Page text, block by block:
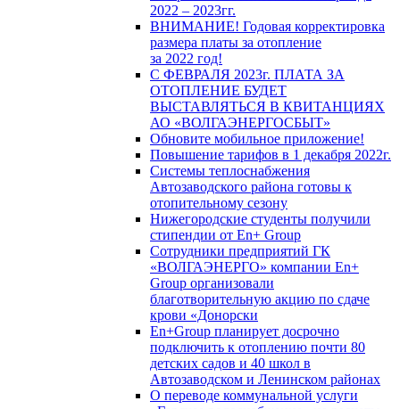
2022 – 2023гг.
ВНИМАНИЕ! Годовая корректировка
размера платы за отопление
за 2022 год!
С ФЕВРАЛЯ 2023г. ПЛАТА ЗА
ОТОПЛЕНИЕ БУДЕТ
ВЫСТАВЛЯТЬСЯ В КВИТАНЦИЯХ
АО «ВОЛГАЭНЕРГОСБЫТ»
Обновите мобильное приложение!
Повышение тарифов в 1 декабря 2022г.
Системы теплоснабжения
Автозаводского района готовы к
отопительному сезону
Нижегородские студенты получили
стипендии от En+ Group
Сотрудники предприятий ГК
«ВОЛГАЭНЕРГО» компании En+
Group организовали
благотворительную акцию по сдаче
крови «Донорски
En+Group планирует досрочно
подключить к отоплению почти 80
детских садов и 40 школ в
Автозаводском и Ленинском районах
О переводе коммунальной услуги